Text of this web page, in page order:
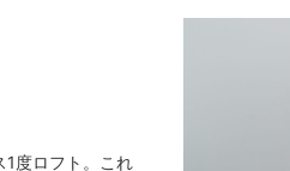
1度ロフト。これ